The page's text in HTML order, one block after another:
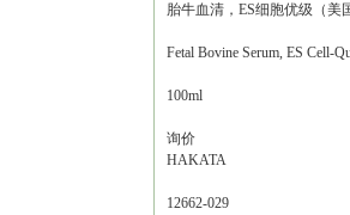
胎牛血清，ES细胞优级（美
Fetal Bovine Serum, ES Cell-
100ml
询价
HAKATA
12662-029